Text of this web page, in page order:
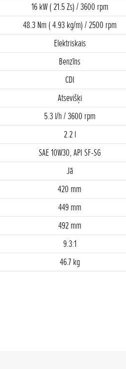
16 kW ( 21.5 Zs) / 3600 rpm
48.3 Nm ( 4.93 kg/m) / 2500 rpm
Elektriskais
Benzīns
CDI
Atsevišķi
5.3 l/h / 3600 rpm
2.2 l
SAE 10W30, API SF-SG
Jā
420 mm
449 mm
492 mm
9.3:1
46.7 kg